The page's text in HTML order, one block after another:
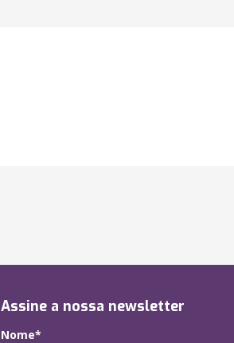
Assine a nossa newsletter
Nome*